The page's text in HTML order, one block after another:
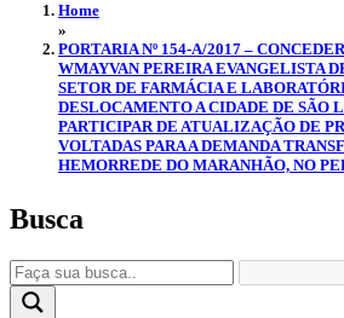
Home
»
PORTARIA Nº 154-A/2017 –
WMAYVAN PEREIRA EVANGELISTA
SETOR DE FARMÁCIA E
DESLOCAMENTO A CIDADE DE SÃO
PARTICIPAR DE ATUALIZAÇÃO DE
VOLTADAS PARA A DEMANDA
HEMORREDE DO MARANHÃO, NO
Busca